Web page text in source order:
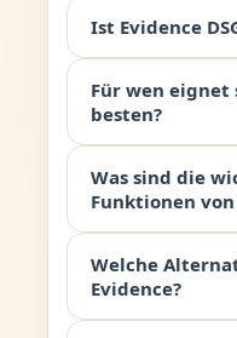
Ist Evidence
Für wen eignet
besten?
Was sind die
Funktionen von
Welche
Evidence?